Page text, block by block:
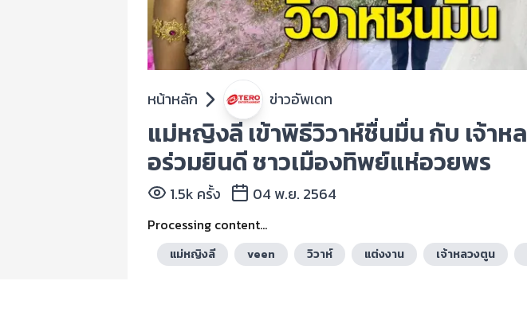
หน้าหลัก ข่าวอัพเดท
แม่หญิงลี เข้าพิธีวิวาห์ชื่นมื่น กับ เจ้าห
อร่วมยินดี ชาวเมืองทิพย์แห่อวยพร
1.5k ครั้ง 04 พ.ย. 2564
Processing content...
แม่หญิงลี veen วิวาห์ แต่งงาน เจ้าหลวงตูน